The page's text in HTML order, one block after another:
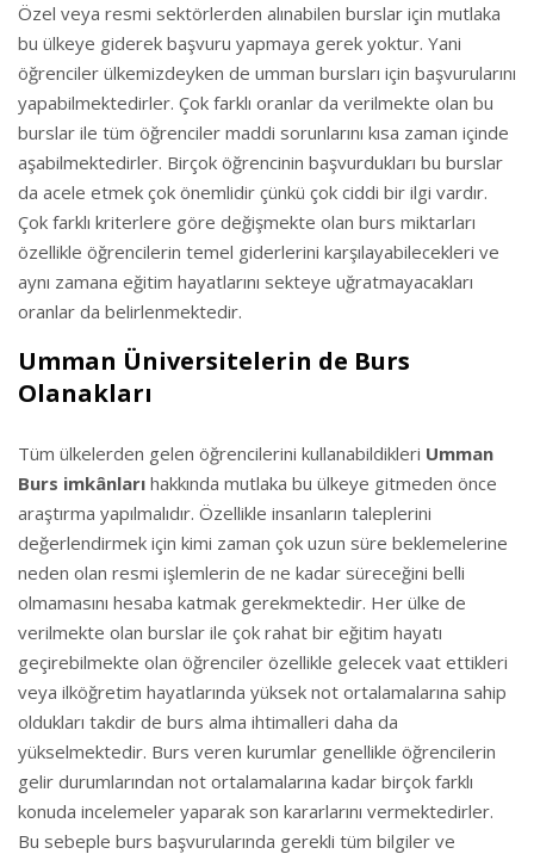
Özel veya resmi sektörlerden alınabilen burslar için mutlaka
bu ülkeye giderek başvuru yapmaya gerek yoktur. Yani
öğrenciler ülkemizdeyken de umman bursları için başvurularını
yapabilmektedirler. Çok farklı oranlar da verilmekte olan bu
burslar ile tüm öğrenciler maddi sorunlarını kısa zaman içinde
aşabilmektedirler. Birçok öğrencinin başvurdukları bu burslar
da acele etmek çok önemlidir çünkü çok ciddi bir ilgi vardır.
Çok farklı kriterlere göre değişmekte olan burs miktarları
özellikle öğrencilerin temel giderlerini karşılayabilecekleri ve
aynı zamana eğitim hayatlarını sekteye uğratmayacakları
oranlar da belirlenmektedir.
Umman Üniversitelerin de Burs
Olanakları
Tüm ülkelerden gelen öğrencilerini kullanabildikleri Umman
Burs imkânları hakkında mutlaka bu ülkeye gitmeden önce
araştırma yapılmalıdır. Özellikle insanların taleplerini
değerlendirmek için kimi zaman çok uzun süre beklemelerine
neden olan resmi işlemlerin de ne kadar süreceğini belli
olmamasını hesaba katmak gerekmektedir. Her ülke de
verilmekte olan burslar ile çok rahat bir eğitim hayatı
geçirebilmekte olan öğrenciler özellikle gelecek vaat ettikleri
veya ilköğretim hayatlarında yüksek not ortalamalarına sahip
oldukları takdir de burs alma ihtimalleri daha da
yükselmektedir. Burs veren kurumlar genellikle öğrencilerin
gelir durumlarından not ortalamalarına kadar birçok farklı
konuda incelemeler yaparak son kararlarını vermektedirler.
Bu sebeple burs başvurularında gerekli tüm bilgiler ve